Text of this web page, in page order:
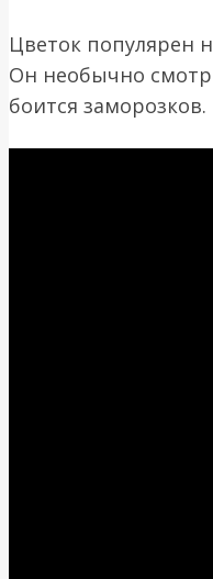
Цветок популярен
Он необычно
боится заморозков.